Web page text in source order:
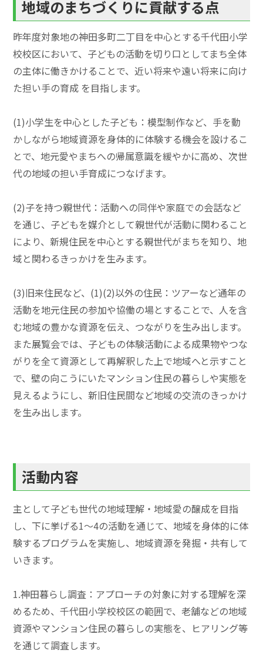
地域のまちづくりに貢献する点
昨年度対象地の神田多町二丁目を中心とする千代田小学
校校区において、子どもの活動を切り口としてまち全体
の主体に働きかけることで、近い将来や遠い将来に向け
た担い手の育成 を目指します。
(1)小学生を中心とした子ども：模型制作など、手を動
かしながら地域資源を身体的に体験する機会を設けるこ
とで、地元愛やまちへの帰属意識を緩やかに高め、次世
代の地域の担い手育成につなげます。
(2)子を持つ親世代：活動への同伴や家庭での会話など
を通じ、子どもを媒介として親世代が活動に関わること
により、新規住民を中心とする親世代がまちを知り、地
域と関わるきっかけを生みます。
(3)旧来住民など、(1)(2)以外の住民：ツアーなど通年の
活動を地元住民の参加や協働の場とすることで、人を含
む地域の豊かな資源を伝え、つながりを生み出します。
また展覧会では、子どもの体験活動による成果物やつな
がりを全て資源として再解釈した上で地域へと示すこと
で、壁の向こうにいたマンション住民の暮らしや実態を
見えるようにし、新旧住民間など地域の交流のきっかけ
を生み出します。
活動内容
主として子ども世代の地域理解・地域愛の醸成を目指
し、下に挙げる1～4の活動を通じて、地域を身体的に体
験するプログラムを実施し、地域資源を発掘・共有して
いきます。
1.神田暮らし調査：アプローチの対象に対する理解を深
めるため、千代田小学校校区の範囲で、老舗などの地域
資源やマンション住民の暮らしの実態を、ヒアリング等
を通じて調査します。